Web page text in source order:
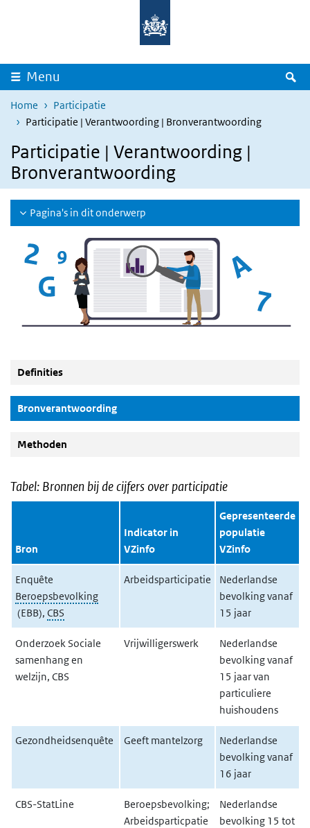
Overslaan en naar de inhoud gaan
Menu
Home
Participatie
Participatie | Verantwoording | Bronverantwoording
Participatie | Verantwoording |
Bronverantwoording
Pagina's in dit onderwerp
Definities
Bronverantwoording(Actieve knop)
Methoden
Tabel: Bronnen bij de cijfers over participatie
Bron
Indicator in
VZinfo
Gepresenteerde
populatie
VZinfo
Enquête
Beroepsbevolking
(EBB), CBS
Arbeidsparticipatie
Nederlandse
bevolking vanaf
15 jaar
Onderzoek Sociale
samenhang en
welzijn, CBS
Vrijwilligerswerk
Nederlandse
bevolking vanaf
15 jaar van
particuliere
huishoudens
Gezondheidsenquête Geeft mantelzorg
Nederlandse
bevolking vanaf
16 jaar
CBS-StatLine
Beroepsbevolking;
Arbeidsparticpatie
Nederlandse
bevolking 15 tot